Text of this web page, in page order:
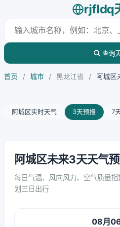
rjfldq
查询
首页 / 城市 / 黑龙江省 / 阿城区
阿城区实时天气 3天预报 7
阿城区未来3天天气
每日气温、风向风力、空气质量
划三日出行
08月